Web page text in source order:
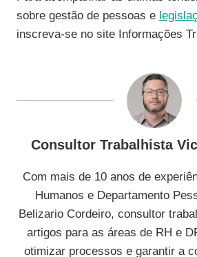
sobre gestão de pessoas e
inscreva-se no site Informações
Consultor Trabalhista
Com mais de 10 anos de
Humanos e Departamento
Belizario Cordeiro, consultor
artigos para as áreas de RH e
otimizar processos e garantir a